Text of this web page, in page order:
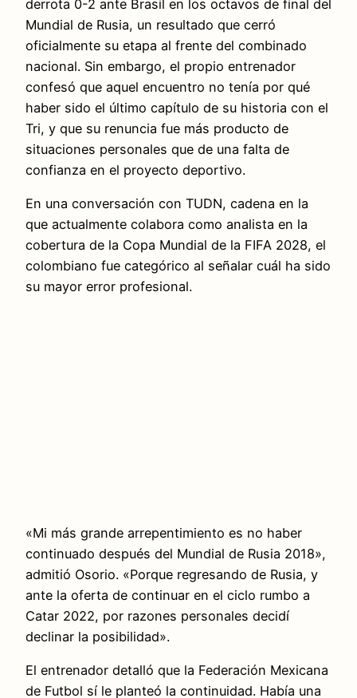
derrota 0-2 ante Brasil en los octavos de final del
Mundial de Rusia, un resultado que cerró
oficialmente su etapa al frente del combinado
nacional. Sin embargo, el propio entrenador
confesó que aquel encuentro no tenía por qué
haber sido el último capítulo de su historia con el
Tri, y que su renuncia fue más producto de
situaciones personales que de una falta de
confianza en el proyecto deportivo.
En una conversación con TUDN, cadena en la
que actualmente colabora como analista en la
cobertura de la Copa Mundial de la FIFA 2028, el
colombiano fue categórico al señalar cuál ha sido
su mayor error profesional.
«Mi más grande arrepentimiento es no haber
continuado después del Mundial de Rusia 2018»,
admitió Osorio. «Porque regresando de Rusia, y
ante la oferta de continuar en el ciclo rumbo a
Catar 2022, por razones personales decidí
declinar la posibilidad».
El entrenador detalló que la Federación Mexicana
de Futbol sí le planteó la continuidad. Había una